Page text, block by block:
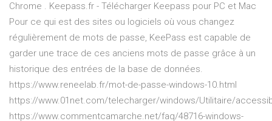
Chrome . Keepass.fr - Télécharger Keepass pour PC et Mac
Pour ce qui est des sites ou logiciels où vous changez
régulièrement de mots de passe, KeePass est capable de
garder une trace de ces anciens mots de passe grâce à un
historique des entrées de la base de données.
https://www.reneelab.fr/mot-de-passe-windows-10.html
https://www.01net.com/telecharger/windows/Utilitaire/
https://www.commentcamarche.net/faq/48716-windows-